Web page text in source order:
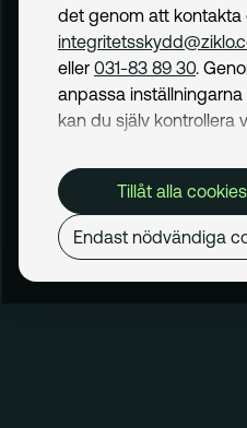
det genom att kontakta
eller 031-83 89 30.
anpassa
kan du själv kontrollera
Cookiepolicykan du
om hur vi använder
och hur du kan undvika
Mer om behandling av
personuppgifter hittar
Tillåt alla cookies
Endast nödvändiga